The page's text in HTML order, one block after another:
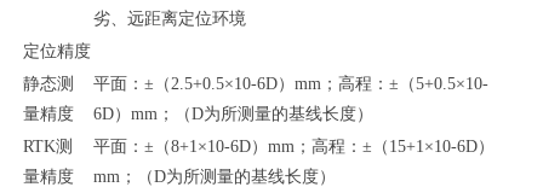
劣、远距离定位环境
定位精度
静态测
量精度
平面： ±（2.5+0.5×10-6D）mm；高程：±（5+0.5×10-
6D）mm；（D为所测量的基线长度）
RTK测
量精度
平面： ±（8+1×10-6D）mm；高程：±（15+1×10-6D）
mm；（D为所测量的基线长度）